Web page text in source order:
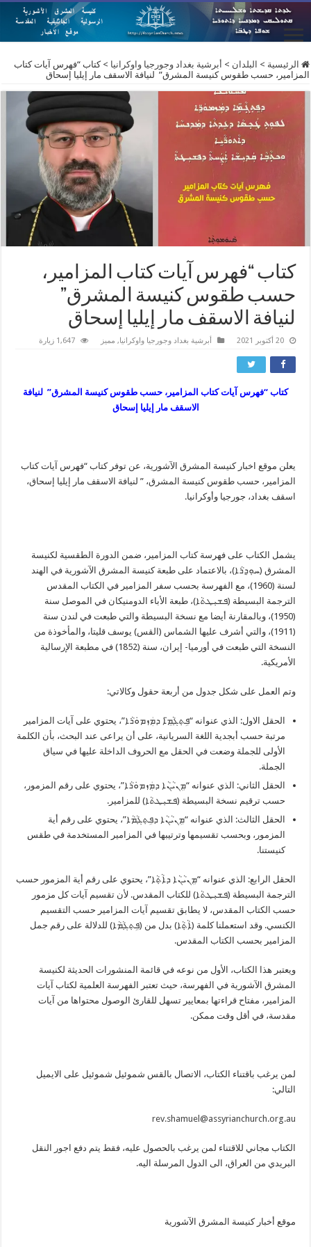
الرئيسية > البلدان > أبرشية بغداد وجورجيا واوكرانيا > كتاب “فهرس آيات كتاب
المزامير، حسب طقوس كنيسة المشرق”‏ ‏ لنيافة الاسقف مار إيليا إسحاق
كتاب “فهرس آيات كتاب المزامير،
حسب طقوس كنيسة المشرق”‏ ‏
لنيافة الاسقف مار إيليا إسحاق
20 أكتوبر 2021 أبرشية بغداد وجورجيا واوكرانيا, مميز 1,647 زيارة
كتاب “فهرس آيات كتاب المزامير، حسب طقوس كنيسة المشرق” لنيافة
الاسقف مار إيليا إسحاق
يعلن موقع اخبار كنيسة المشرق الآشورية، عن توفر كتاب “فهرس آيات كتاب
المزامير، حسب طقوس كنيسة المشرق، ” لنيافة الاسقف مار إيليا إسحاق،
اسقف بغداد، جورجيا وأوكرانيا.
يشمل الكتاب على فهرسة كتاب المزامير، ضمن الدورة الطقسية لكنيسة
المشرق (ܚܘܼܕܼܪܵܐ)، بالاعتماد على طبعة كنيسة المشرق الآشورية في الهند
لسنة (1960)، مع الفهرسة بحسب سفر المزامير في الكتاب المقدس
الترجمة البسيطة (ܦܫܝܼܛܬܵܐ)، طبعة الأباء الدومنيكان في الموصل سنة
(1950)، وبالمقارنة أيضا مع نسخة البسيطة والتي طبعت في لندن سنة
(1911)، والتي أشرف عليها الشماس (القس) يوسف قليتا، والمأخوذة من
النسخة التي طبعت في أورميا- إيران، سنة (1852) في مطبعة الإرسالية
الأمريكية.
وتم العمل على شكل جدول من أربعة حقول وكالاتي:
الحقل الاول: الذي عنوانه “ܦܹܬ݂ܓ݂ܵܡܸ̈ܐ ܕܡܲܙܡܘܿܪܵܐ”، يحتوي على آيات المزامير
مرتبة حسب أبجدية اللغة السريانية، على أن يراعى عند البحث، بأن الكلمة
الأولى للجملة وضعت في الحقل مع الحروف الداخلة عليها في سياق
الجملة.
الحقل الثاني: الذي عنوانه “ܡܹܢܝܵܢܵܐ ܕܡܲܙܡܘܿܪܵܐ”، يحتوي على رقم المزمور،
حسب ترقيم نسخة البسيطة (ܦܫܝܼܛܬܵܐ) للمزامير.
الحقل الثالث: الذي عنوانه “ܡܹܢܝܵܢܵܐ ܕܦܹܬ݂ܓ݂ܵܡܵܐ”، يحتوي على رقم أية
المزمور، وبحسب تقسيمها وترتيبها في المزامير المستخدمة في طقس
كنيستنا.
الحقل الرابع: الذي عنوانه “ܡܹܢܝܵܢܵܐ ܕܐܵܬ݂ܵܐ”، يحتوي على رقم أية المزمور حسب
الترجمة البسيطة (ܦܫܝܼܛܬܵܐ) للكتاب المقدس. لأن تقسيم آيات كل مزمور
حسب الكتاب المقدس، لا يطابق تقسيم آيات المزامير حسب التقسيم
الكنسي. وقد استعملنا كلمة (ܐܵܬ݂ܵܐ) بدل من (ܦܹܬ݂ܓ݂ܵܡܵܐ) للدلالة على رقم جمل
المزامير بحسب الكتاب المقدس.
ويعتبر هذا الكتاب، الأول من نوعه في قائمة المنشورات الحديثة لكنيسة
المشرق الآشورية في الفهرسة، حيث تعتبر الفهرسة العلمية لكتاب آيات
المزامير، مفتاح قراءتها بمعايير تسهل للقارئ الوصول محتواها من آيات
مقدسة، في أقل وقت ممكن.
لمن يرغب باقتناء الكتاب، الاتصال بالقس شموئيل شموئيل على الايميل
التالي:
rev.shamuel@assyrianchurch.org.au
الكتاب مجاني للاقتناء لمن يرغب بالحصول عليه، فقط يتم دفع اجور النقل
البريدي من العراق، الى الدول المرسلة اليه.
موقع أخبار كنيسة المشرق الآشورية